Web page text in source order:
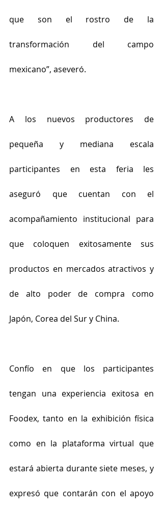
que son el rostro de la
transformación del campo
mexicano”, aseveró.
A los nuevos productores de
pequeña y mediana escala
participantes en esta feria les
aseguró que cuentan con el
acompañamiento institucional para
que coloquen exitosamente sus
productos en mercados atractivos y
de alto poder de compra como
Japón, Corea del Sur y China.
Confío en que los participantes
tengan una experiencia exitosa en
Foodex, tanto en la exhibición física
como en la plataforma virtual que
estará abierta durante siete meses, y
expresó que contarán con el apoyo